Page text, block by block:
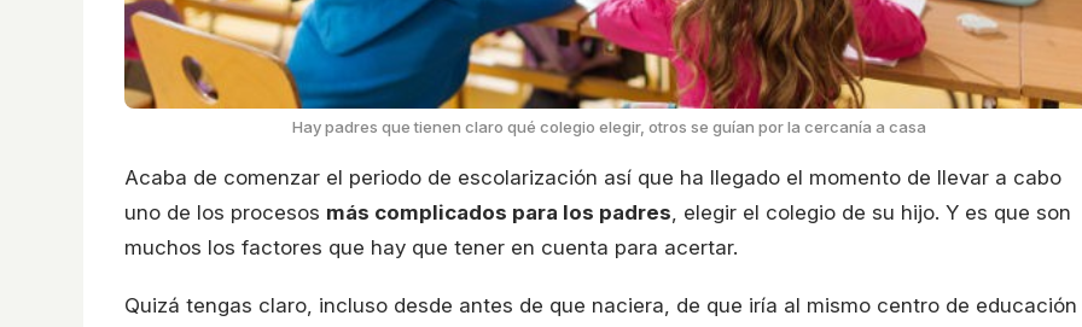
Hay padres que tienen claro qué colegio elegir, otros se guían por la cercanía a casa
Acaba de comenzar el periodo de escolarización así que ha llegado el momento de llevar a cabo
uno de los procesos más complicados para los padres, elegir el colegio de su hijo. Y es que son
muchos los factores que hay que tener en cuenta para acertar.
Quizá tengas claro, incluso desde antes de que naciera, de que iría al mismo centro de educación